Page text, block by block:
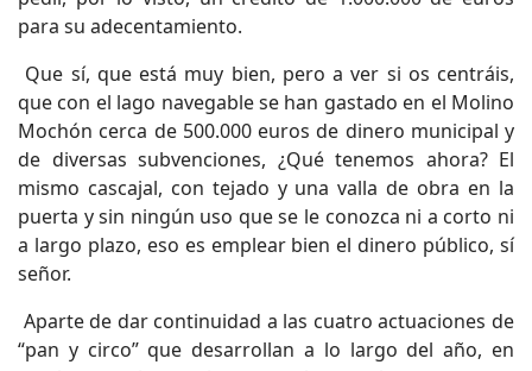
para su adecentamiento.
Que sí, que está muy bien, pero a ver si os centráis,
que con el lago navegable se han gastado en el Molino
Mochón cerca de 500.000 euros de dinero municipal y
de diversas subvenciones, ¿Qué tenemos ahora? El
mismo cascajal, con tejado y una valla de obra en la
puerta y sin ningún uso que se le conozca ni a corto ni
a largo plazo, eso es emplear bien el dinero público, sí
señor.
Aparte de dar continuidad a las cuatro actuaciones de
“pan y circo” que desarrollan a lo largo del año, en